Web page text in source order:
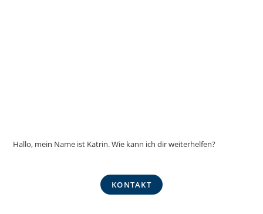
Hallo, mein Name ist Katrin. Wie kann ich dir weiterhelfen?
KONTAKT